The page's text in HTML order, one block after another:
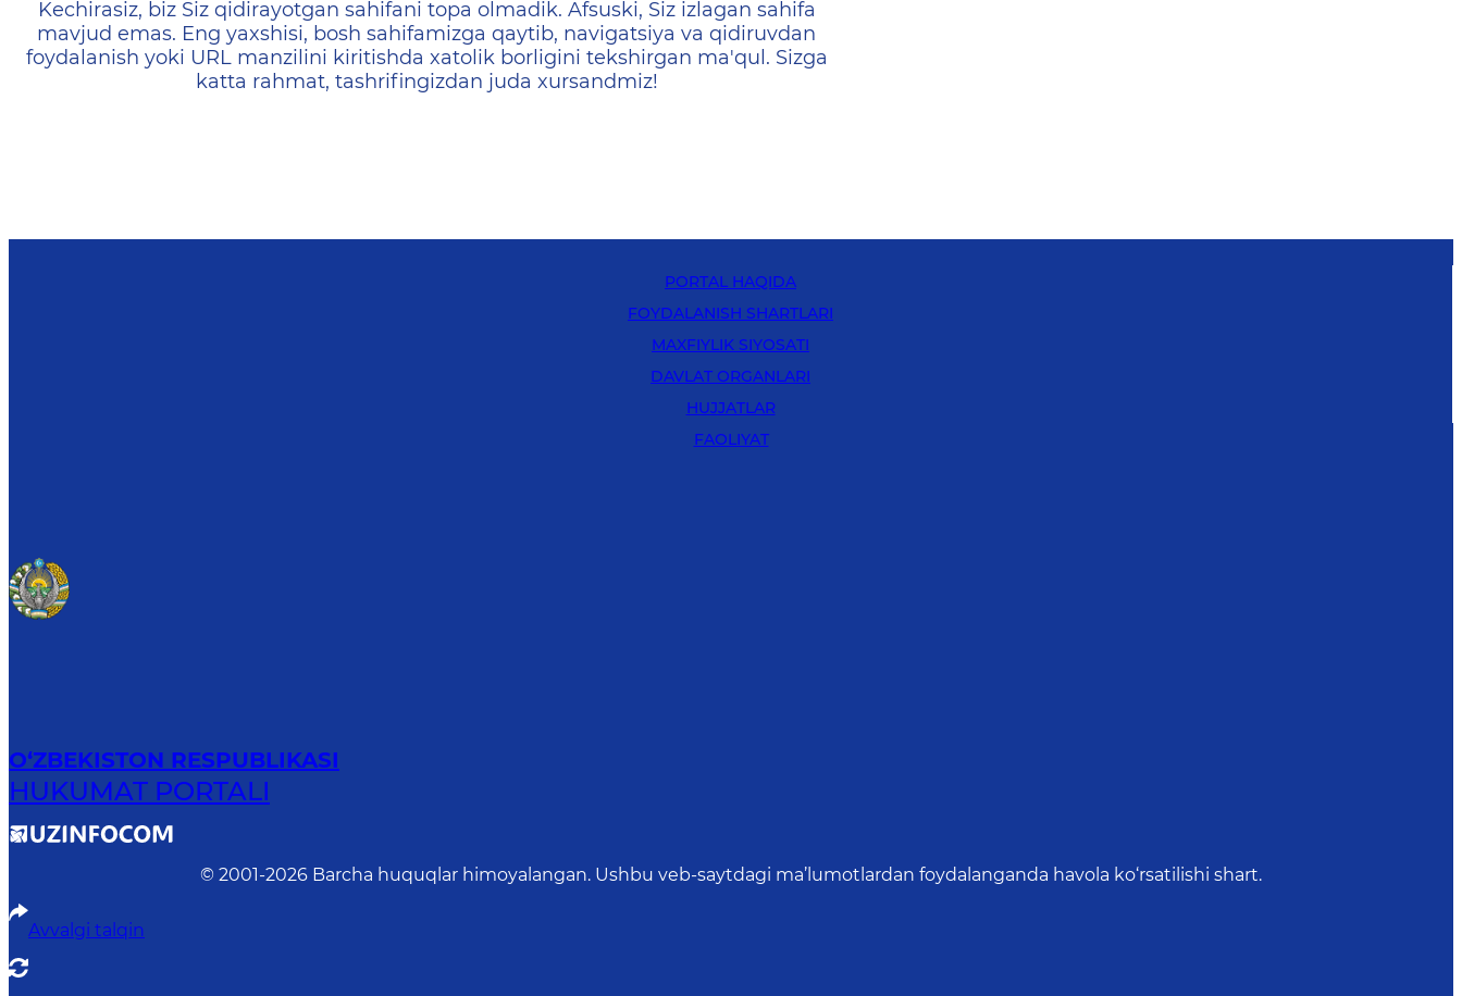
Kechirasiz, biz Siz qidirayotgan sahifani topa olmadik. Afsuski, Siz izlagan sahifa
mavjud emas. Eng yaxshisi, bosh sahifamizga qaytib, navigatsiya va qidiruvdan
foydalanish yoki URL manzilini kiritishda xatolik borligini tekshirgan ma'qul. Sizga
katta rahmat, tashrifingizdan juda xursandmiz!
PORTAL HAQIDA
FOYDALANISH SHARTLARI
MAXFIYLIK SIYOSATI
DAVLAT ORGANLARI
HUJJATLAR
FAOLIYAT
O‘ZBEKISTON RESPUBLIKASI
HUKUMAT PORTALI
© 2001-2026 Barcha huquqlar himoyalangan. Ushbu veb-saytdagi ma’lumotlardan foydalanganda havola ko‘rsatilishi shart.
Avvalgi talqin